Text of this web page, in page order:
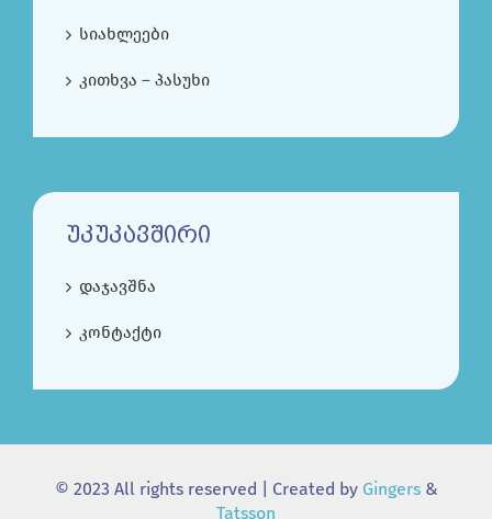
სიახლეები
კითხვა – პასუხი
ᲣᲙᲣᲙᲐᲕᲨᲘᲠᲘ
დაჯავშნა
კონტაქტი
© 2023 All rights reserved | Created by Gingers &
Tatsson